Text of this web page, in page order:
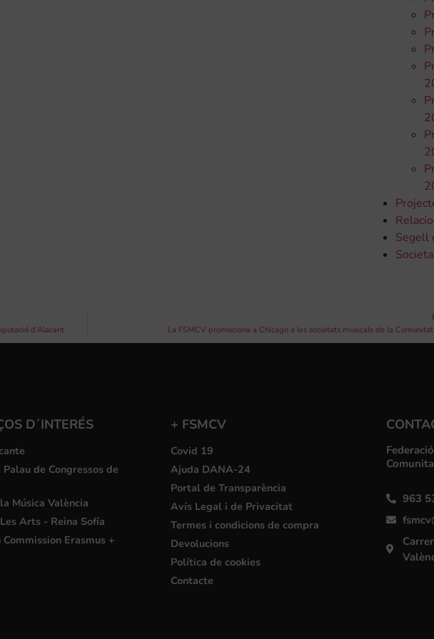
Segell
d’Alacant La FSMCV promociona a Chicago a les societats musicals de la
D´INTERÉS
de Congressos de
Música València
Arts - Reina Sofía
Commission Erasmus +
+ FSMCV
Covid 19
Ajuda DANA-24
Portal de Transparència
Avís Legal i de Privacitat
Termes i condicions de compra
Devolucions
Política de cookies
Contacte
963